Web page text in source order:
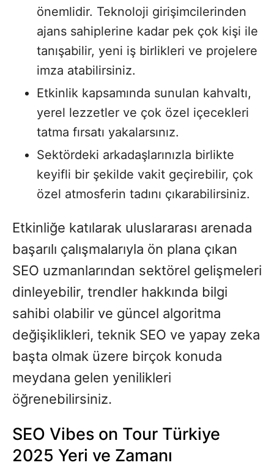
önemlidir. Teknoloji girişimcilerinden
ajans sahiplerine kadar pek çok kişi ile
tanışabilir, yeni iş birlikleri ve projelere
imza atabilirsiniz.
Etkinlik kapsamında sunulan kahvaltı,
yerel lezzetler ve çok özel içecekleri
tatma fırsatı yakalarsınız.
Sektördeki arkadaşlarınızla birlikte
keyifli bir şekilde vakit geçirebilir, çok
özel atmosferin tadını çıkarabilirsiniz.
Etkinliğe katılarak uluslararası arenada
başarılı çalışmalarıyla ön plana çıkan
SEO uzmanlarından sektörel gelişmeleri
dinleyebilir, trendler hakkında bilgi
sahibi olabilir ve güncel algoritma
değişiklikleri, teknik SEO ve yapay zeka
başta olmak üzere birçok konuda
meydana gelen yenilikleri
öğrenebilirsiniz.
SEO Vibes on Tour Türkiye
2025 Yeri ve Zamanı